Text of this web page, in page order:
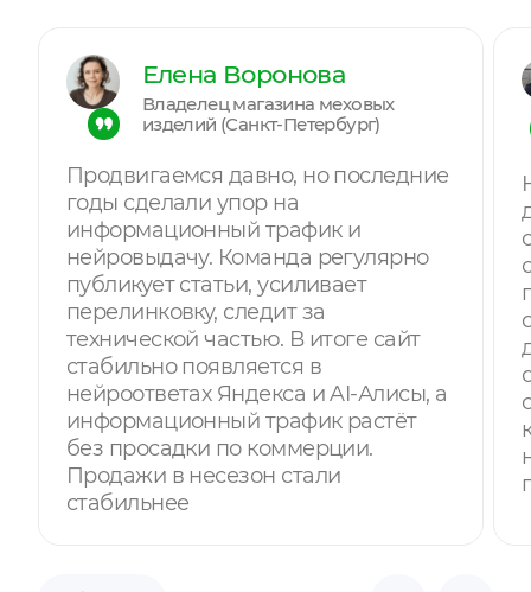
Елена Воронова
Владелец магазина меховых
изделий (Санкт-Петербург)
Продвигаемся давно, но последние
годы сделали упор на
информационный трафик и
нейровыдачу. Команда регулярно
публикует статьи, усиливает
перелинковку, следит за
технической частью. В итоге сайт
стабильно появляется в
нейроответах Яндекса и AI-Алисы, а
информационный трафик растёт
без просадки по коммерции.
Продажи в несезон стали
стабильнее